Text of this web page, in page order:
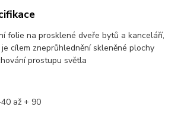
folie na prosklené dveře bytů a kanceláří,
cílem zneprůhlednění skleněné plochy
prostupu světla
až + 90